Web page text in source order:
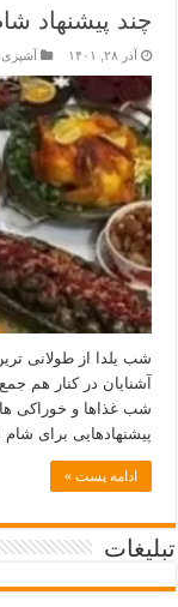
چند پیشنهاد
آذر ۲۸, ۱۴۰۱ آشپزی
شب یلدا از طولانی
آشنایان در کنار هم
شب غذاها و خوراکی
پیشنهادهایی برای
ادامه پست »
تبلیغات